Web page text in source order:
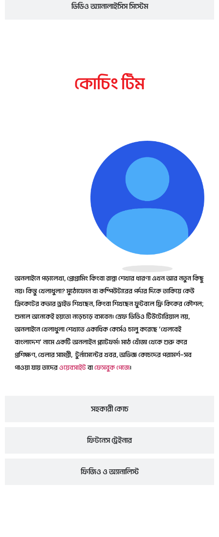
ভিডিও অ্যানালাইসিস সিস্টেম
কোচিং টিম
সহকারী কোচ
ফিটনেস ট্রেইনার
ফিজিও ও অ্যানালিস্ট
অনলাইনে পড়ালেখা, প্রোগ্রামিং কিংবা রান্না শেখার ধারণা এখন আর নতুন কিছু
নয়। কিন্তু খেলাধুলা? মুঠোফোন বা কম্পিউটারের পর্দার দিকে তাকিয়ে কেউ
ক্রিকেটের কভার ড্রাইভ শিখছেন, কিংবা শিখছেন ফুটবলে ফ্রি কিকের কৌশল;
শুনলে অনেকেই হয়তো নড়েচড়ে বসবেন। স্রেফ ভিডিও টিউটোরিয়াল নয়,
অনলাইনে খেলাধুলা শেখাতে একাধিক কোর্সও চালু করেছে ‘খেলবেই
বাংলাদেশ’ নামে একটি অনলাইন প্ল্যাটফর্ম। মাঠ খোঁজা থেকে শুরু করে
প্রশিক্ষণ, খেলার সামগ্রী, টুর্নামেন্টের খবর, অভিজ্ঞ কোচদের পরামর্শ—সব
পাওয়া যায় তাদেরওয়েবসাইটবাফেসবুক পেজে।